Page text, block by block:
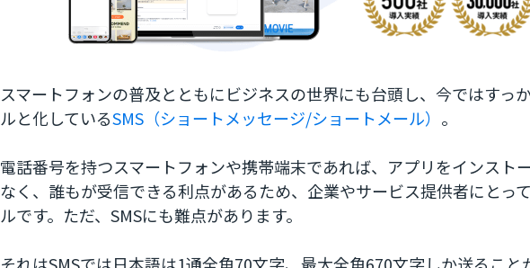
スマートフォンの普及とともにビジネスの世界にも台頭し、今ではすっ
ルと化しているSMS（ショートメッセージ/ショートメール） 。
電話番号を持つスマートフォンや携帯端末であれば、アプリをインスト
なく、誰もが受信できる利点があるため、企業やサービス提供者にとっ
ルです。ただ、SMSにも難点があります。